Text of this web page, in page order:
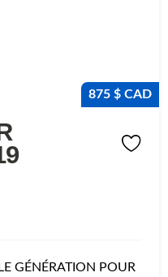
875 $ CAD
GÉNÉRATION POUR